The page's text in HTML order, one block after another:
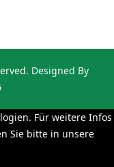
Designed By
Für weitere Infos
Sie bitte in unsere